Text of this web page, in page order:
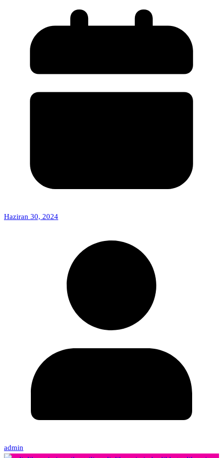
Haziran 30, 2024
admin